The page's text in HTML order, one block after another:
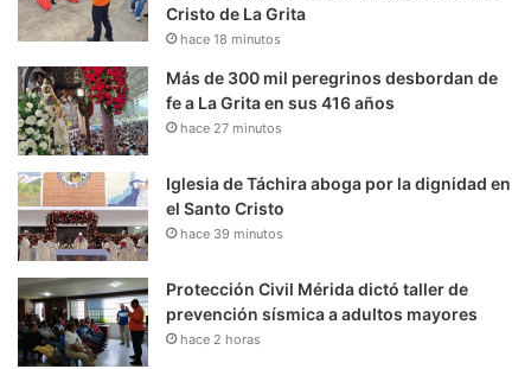
Cristo de La Grita
hace 18 minutos
Más de 300 mil peregrinos desbordan de
fe a La Grita en sus 416 años
hace 27 minutos
Iglesia de Táchira aboga por la dignidad en
el Santo Cristo
hace 39 minutos
Protección Civil Mérida dictó taller de
prevención sísmica a adultos mayores
hace 2 horas